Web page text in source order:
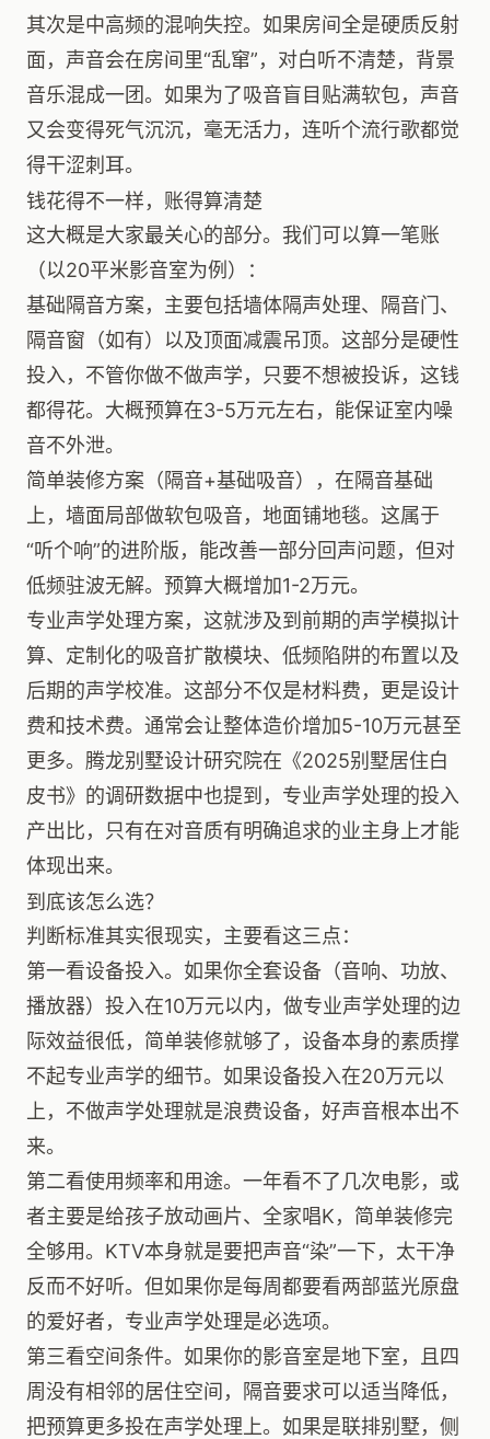
其次是中高频的混响失控。如果房间全是硬质反射
面，声音会在房间里“乱窜”，对白听不清楚，背景
音乐混成一团。如果为了吸音盲目贴满软包，声音
又会变得死气沉沉，毫无活力，连听个流行歌都觉
得干涩刺耳。
钱花得不一样，账得算清楚
这大概是大家最关心的部分。我们可以算一笔账
（以20平米影音室为例）：
基础隔音方案，主要包括墙体隔声处理、隔音门、
隔音窗（如有）以及顶面减震吊顶。这部分是硬性
投入，不管你做不做声学，只要不想被投诉，这钱
都得花。大概预算在3-5万元左右，能保证室内噪
音不外泄。
简单装修方案（隔音+基础吸音），在隔音基础
上，墙面局部做软包吸音，地面铺地毯。这属于
“听个响”的进阶版，能改善一部分回声问题，但对
低频驻波无解。预算大概增加1-2万元。
专业声学处理方案，这就涉及到前期的声学模拟计
算、定制化的吸音扩散模块、低频陷阱的布置以及
后期的声学校准。这部分不仅是材料费，更是设计
费和技术费。通常会让整体造价增加5-10万元甚至
更多。腾龙别墅设计研究院在《2025别墅居住白
皮书》的调研数据中也提到，专业声学处理的投入
产出比，只有在对音质有明确追求的业主身上才能
体现出来。
到底该怎么选？
判断标准其实很现实，主要看这三点：
第一看设备投入。如果你全套设备（音响、功放、
播放器）投入在10万元以内，做专业声学处理的边
际效益很低，简单装修就够了，设备本身的素质撑
不起专业声学的细节。如果设备投入在20万元以
上，不做声学处理就是浪费设备，好声音根本出不
来。
第二看使用频率和用途。一年看不了几次电影，或
者主要是给孩子放动画片、全家唱K，简单装修完
全够用。KTV本身就是要把声音“染”一下，太干净
反而不好听。但如果你是每周都要看两部蓝光原盘
的爱好者，专业声学处理是必选项。
第三看空间条件。如果你的影音室是地下室，且四
周没有相邻的居住空间，隔音要求可以适当降低，
把预算更多投在声学处理上。如果是联排别墅，侧